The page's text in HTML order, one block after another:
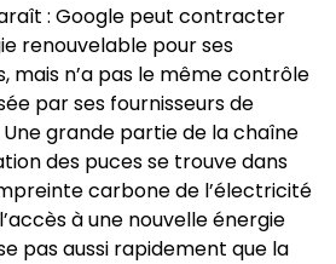
: Google peut contracter
renouvelable pour ses
mais n’a pas le même contrôle
par ses fournisseurs de
grande partie de la chaîne
des puces se trouve dans
carbone de l’électricité
à une nouvelle énergie
pas aussi rapidement que la